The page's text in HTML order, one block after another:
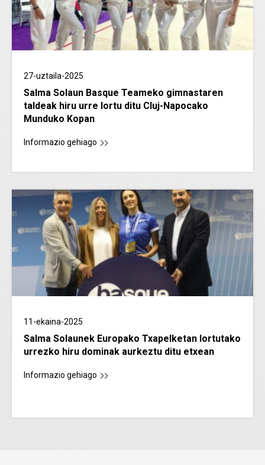
27-uztaila-2025
Salma Solaun Basque Teameko gimnastaren
taldeak hiru urre lortu ditu Cluj-Napocako
Munduko Kopan
Informazio gehiago
11-ekaina-2025
Salma Solaunek Europako Txapelketan lortutako
urrezko hiru dominak aurkeztu ditu etxean
Informazio gehiago